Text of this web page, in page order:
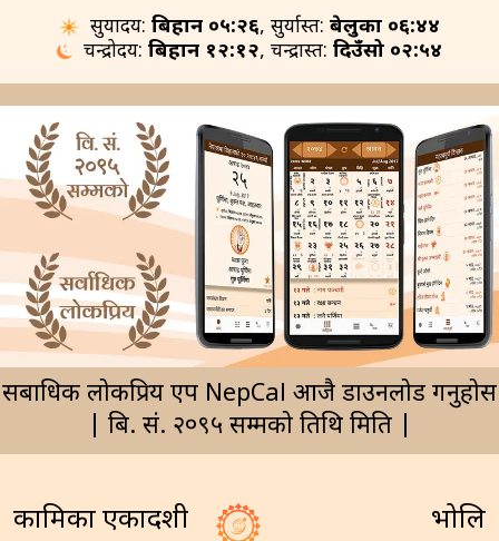
सुर्योदय: बिहान ०५:२६, सुर्यास्त: बेलुका ०६:४४
चन्द्रोदय: बिहान १२:१२, चन्द्रास्त: दिउँसो ०२:५४
सर्बाधिक लोकप्रिय एप NepCal आजै डाउनलोड गर्नुहोस
| बि. सं. २०९५ सम्मको तिथि मिति |
कामिका एकादशी
भोलि